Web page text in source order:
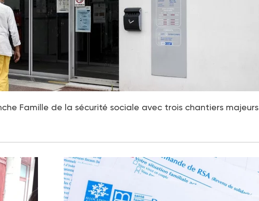
Famille de la sécurité sociale avec trois chantiers majeurs